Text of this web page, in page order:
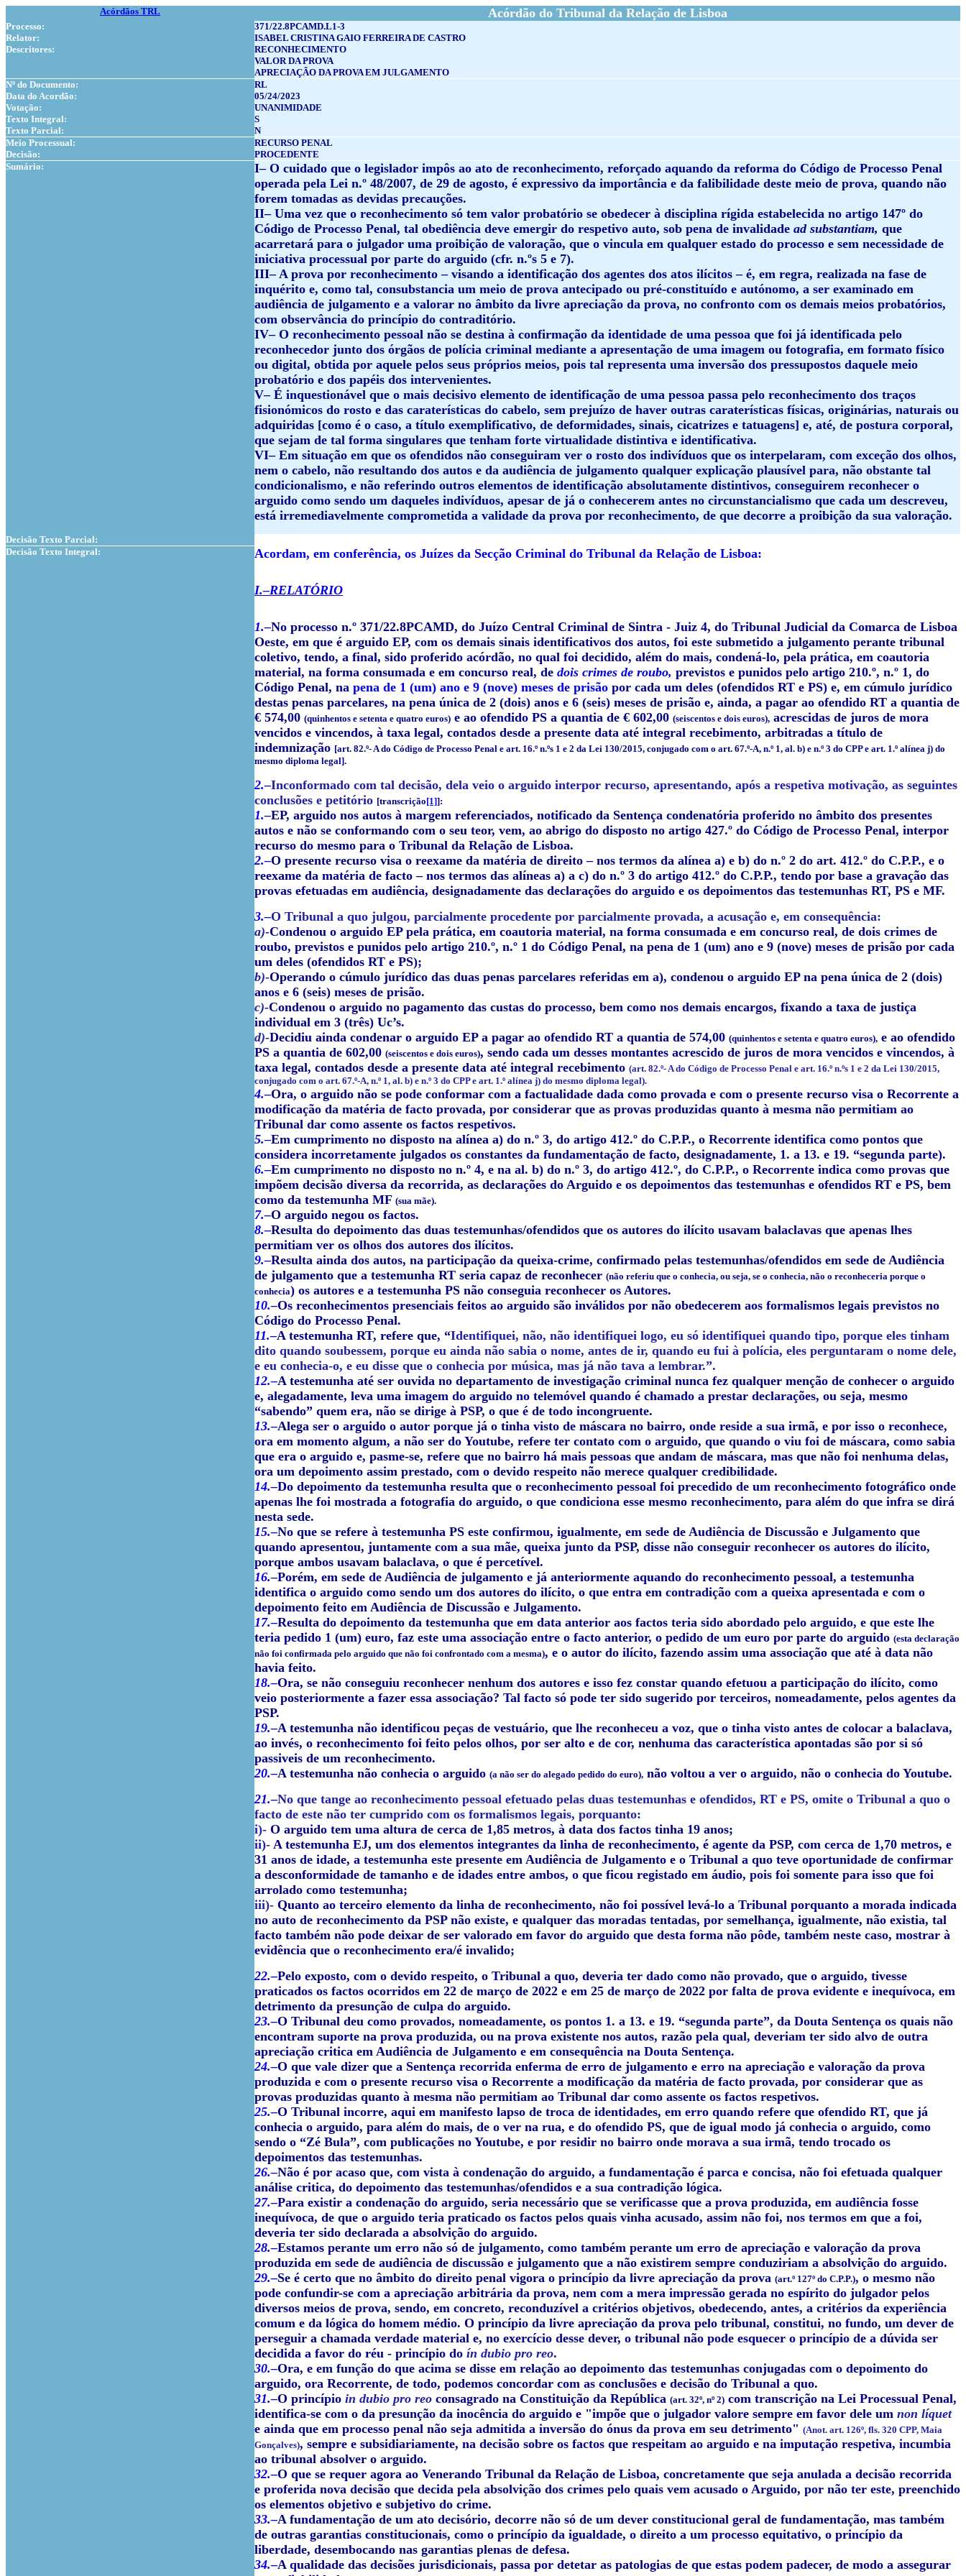
Acórdãos TRL Acórdão do Tribunal da Relação de Lisboa
Processo:
371/22.8PCAMD.L1-3
Relator:
ISABEL CRISTINA GAIO FERREIRA DE CASTRO
Descritores:
RECONHECIMENTO
VALOR DA PROVA
APRECIAÇÃO DA PROVA EM JULGAMENTO
Nº do Documento:
RL
Data do Acordão:
05/24/2023
Votação:
UNANIMIDADE
Texto Integral:
S
Texto Parcial:
N
Meio Processual:
RECURSO PENAL
Decisão:
PROCEDENTE
Sumário:
I– O cuidado que o legislador impôs ao ato de reconhecimento, reforçado aquando da reforma do Código de Processo Penal
operada pela Lei n.º 48/2007, de 29 de agosto, é expressivo da importância e da falibilidade deste meio de prova, quando não
forem tomadas as devidas precauções.
II– Uma vez que o reconhecimento só tem valor probatório se obedecer à disciplina rígida estabelecida no artigo 147º do
Código de Processo Penal, tal obediência deve emergir do respetivo auto, sob pena de invalidade ad substantiam, que
acarretará para o julgador uma proibição de valoração, que o vincula em qualquer estado do processo e sem necessidade de
iniciativa processual por parte do arguido (cfr. n.ºs 5 e 7).
III– A prova por reconhecimento – visando a identificação dos agentes dos atos ilícitos – é, em regra, realizada na fase de
inquérito e, como tal, consubstancia um meio de prova antecipado ou pré-constituído e autónomo, a ser examinado em
audiência de julgamento e a valorar no âmbito da livre apreciação da prova, no confronto com os demais meios probatórios,
com observância do princípio do contraditório.
IV– O reconhecimento pessoal não se destina à confirmação da identidade de uma pessoa que foi já identificada pelo
reconhecedor junto dos órgãos de polícia criminal mediante a apresentação de uma imagem ou fotografia, em formato físico
ou digital, obtida por aquele pelos seus próprios meios, pois tal representa uma inversão dos pressupostos daquele meio
probatório e dos papéis dos intervenientes.
V– É inquestionável que o mais decisivo elemento de identificação de uma pessoa passa pelo reconhecimento dos traços
fisionómicos do rosto e das caraterísticas do cabelo, sem prejuízo de haver outras caraterísticas físicas, originárias, naturais ou
adquiridas [como é o caso, a título exemplificativo, de deformidades, sinais, cicatrizes e tatuagens] e, até, de postura corporal,
que sejam de tal forma singulares que tenham forte virtualidade distintiva e identificativa.
VI– Em situação em que os ofendidos não conseguiram ver o rosto dos indivíduos que os interpelaram, com exceção dos olhos,
nem o cabelo, não resultando dos autos e da audiência de julgamento qualquer explicação plausível para, não obstante tal
condicionalismo, e não referindo outros elementos de identificação absolutamente distintivos, conseguirem reconhecer o
arguido como sendo um daqueles indivíduos, apesar de já o conhecerem antes no circunstancialismo que cada um descreveu,
está irremediavelmente comprometida a validade da prova por reconhecimento, de que decorre a proibição da sua valoração.
Decisão Texto Parcial:
Decisão Texto Integral:
Acordam, em conferência, os Juízes da Secção Criminal do Tribunal da Relação de Lisboa:
I.–RELATÓRIO
1.–No processo n.º 371/22.8PCAMD, do Juízo Central Criminal de Sintra - Juiz 4, do Tribunal Judicial da Comarca de Lisboa
Oeste, em que é arguido EP, com os demais sinais identificativos dos autos, foi este submetido a julgamento perante tribunal
coletivo, tendo, a final, sido proferido acórdão, no qual foi decidido, além do mais, condená-lo, pela prática, em coautoria
material, na forma consumada e em concurso real, de dois crimes de roubo, previstos e punidos pelo artigo 210.º, n.º 1, do
Código Penal, na pena de 1 (um) ano e 9 (nove) meses de prisão por cada um deles (ofendidos RT e PS) e, em cúmulo jurídico
destas penas parcelares, na pena única de 2 (dois) anos e 6 (seis) meses de prisão e, ainda, a pagar ao ofendido RT a quantia de
€ 574,00 (quinhentos e setenta e quatro euros) e ao ofendido PS a quantia de € 602,00 (seiscentos e dois euros), acrescidas de juros de mora
vencidos e vincendos, à taxa legal, contados desde a presente data até integral recebimento, arbitradas a título de
indemnização [art. 82.º- A do Código de Processo Penal e art. 16.º n.ºs 1 e 2 da Lei 130/2015, conjugado com o art. 67.º-A, n.º 1, al. b) e n.º 3 do CPP e art. 1.º alínea j) do
mesmo diploma legal].
2.–Inconformado com tal decisão, dela veio o arguido interpor recurso, apresentando, após a respetiva motivação, as seguintes
conclusões e petitório [transcrição[1]]:
1.–EP, arguido nos autos à margem referenciados, notificado da Sentença condenatória proferido no âmbito dos presentes
autos e não se conformando com o seu teor, vem, ao abrigo do disposto no artigo 427.º do Código de Processo Penal, interpor
recurso do mesmo para o Tribunal da Relação de Lisboa.
2.–O presente recurso visa o reexame da matéria de direito – nos termos da alínea a) e b) do n.º 2 do art. 412.º do C.P.P., e o
reexame da matéria de facto – nos termos das alíneas a) a c) do n.º 3 do artigo 412.º do C.P.P., tendo por base a gravação das
provas efetuadas em audiência, designadamente das declarações do arguido e os depoimentos das testemunhas RT, PS e MF.
3.–O Tribunal a quo julgou, parcialmente procedente por parcialmente provada, a acusação e, em consequência:
a)-Condenou o arguido EP pela prática, em coautoria material, na forma consumada e em concurso real, de dois crimes de
roubo, previstos e punidos pelo artigo 210.º, n.º 1 do Código Penal, na pena de 1 (um) ano e 9 (nove) meses de prisão por cada
um deles (ofendidos RT e PS);
b)-Operando o cúmulo jurídico das duas penas parcelares referidas em a), condenou o arguido EP na pena única de 2 (dois)
anos e 6 (seis) meses de prisão.
c)-Condenou o arguido no pagamento das custas do processo, bem como nos demais encargos, fixando a taxa de justiça
individual em 3 (três) Uc’s.
d)-Decidiu ainda condenar o arguido EP a pagar ao ofendido RT a quantia de 574,00 (quinhentos e setenta e quatro euros), e ao ofendido
PS a quantia de 602,00 (seiscentos e dois euros), sendo cada um desses montantes acrescido de juros de mora vencidos e vincendos, à
taxa legal, contados desde a presente data até integral recebimento (art. 82.º- A do Código de Processo Penal e art. 16.º n.ºs 1 e 2 da Lei 130/2015,
conjugado com o art. 67.º-A, n.º 1, al. b) e n.º 3 do CPP e art. 1.º alínea j) do mesmo diploma legal).
4.–Ora, o arguido não se pode conformar com a factualidade dada como provada e com o presente recurso visa o Recorrente a
modificação da matéria de facto provada, por considerar que as provas produzidas quanto à mesma não permitiam ao
Tribunal dar como assente os factos respetivos.
5.–Em cumprimento no disposto na alínea a) do n.º 3, do artigo 412.º do C.P.P., o Recorrente identifica como pontos que
considera incorretamente julgados os constantes da fundamentação de facto, designadamente, 1. a 13. e 19. “segunda parte).
6.–Em cumprimento no disposto no n.º 4, e na al. b) do n.º 3, do artigo 412.º, do C.P.P., o Recorrente indica como provas que
impõem decisão diversa da recorrida, as declarações do Arguido e os depoimentos das testemunhas e ofendidos RT e PS, bem
como da testemunha MF (sua mãe).
7.–O arguido negou os factos.
8.–Resulta do depoimento das duas testemunhas/ofendidos que os autores do ilícito usavam balaclavas que apenas lhes
permitiam ver os olhos dos autores dos ilícitos.
9.–Resulta ainda dos autos, na participação da queixa-crime, confirmado pelas testemunhas/ofendidos em sede de Audiência
de julgamento que a testemunha RT seria capaz de reconhecer (não referiu que o conhecia, ou seja, se o conhecia, não o reconheceria porque o
conhecia) os autores e a testemunha PS não conseguia reconhecer os Autores.
10.–Os reconhecimentos presenciais feitos ao arguido são inválidos por não obedecerem aos formalismos legais previstos no
Código do Processo Penal.
11.–A testemunha RT, refere que, “Identifiquei, não, não identifiquei logo, eu só identifiquei quando tipo, porque eles tinham
dito quando soubessem, porque eu ainda não sabia o nome, antes de ir, quando eu fui à polícia, eles perguntaram o nome dele,
e eu conhecia-o, e eu disse que o conhecia por música, mas já não tava a lembrar.”.
12.–A testemunha até ser ouvida no departamento de investigação criminal nunca fez qualquer menção de conhecer o arguido
e, alegadamente, leva uma imagem do arguido no telemóvel quando é chamado a prestar declarações, ou seja, mesmo
“sabendo” quem era, não se dirige à PSP, o que é de todo incongruente.
13.–Alega ser o arguido o autor porque já o tinha visto de máscara no bairro, onde reside a sua irmã, e por isso o reconhece,
ora em momento algum, a não ser do Youtube, refere ter contato com o arguido, que quando o viu foi de máscara, como sabia
que era o arguido e, pasme-se, refere que no bairro há mais pessoas que andam de máscara, mas que não foi nenhuma delas,
ora um depoimento assim prestado, com o devido respeito não merece qualquer credibilidade.
14.–Do depoimento da testemunha resulta que o reconhecimento pessoal foi precedido de um reconhecimento fotográfico onde
apenas lhe foi mostrada a fotografia do arguido, o que condiciona esse mesmo reconhecimento, para além do que infra se dirá
nesta sede.
15.–No que se refere à testemunha PS este confirmou, igualmente, em sede de Audiência de Discussão e Julgamento que
quando apresentou, juntamente com a sua mãe, queixa junto da PSP, disse não conseguir reconhecer os autores do ilícito,
porque ambos usavam balaclava, o que é percetível.
16.–Porém, em sede de Audiência de julgamento e já anteriormente aquando do reconhecimento pessoal, a testemunha
identifica o arguido como sendo um dos autores do ilícito, o que entra em contradição com a queixa apresentada e com o
depoimento feito em Audiência de Discussão e Julgamento.
17.–Resulta do depoimento da testemunha que em data anterior aos factos teria sido abordado pelo arguido, e que este lhe
teria pedido 1 (um) euro, faz este uma associação entre o facto anterior, o pedido de um euro por parte do arguido (esta declaração
não foi confirmada pelo arguido que não foi confrontado com a mesma), e o autor do ilícito, fazendo assim uma associação que até à data não
havia feito.
18.–Ora, se não conseguiu reconhecer nenhum dos autores e isso fez constar quando efetuou a participação do ilícito, como
veio posteriormente a fazer essa associação? Tal facto só pode ter sido sugerido por terceiros, nomeadamente, pelos agentes da
PSP.
19.–A testemunha não identificou peças de vestuário, que lhe reconheceu a voz, que o tinha visto antes de colocar a balaclava,
ao invés, o reconhecimento foi feito pelos olhos, por ser alto e de cor, nenhuma das característica apontadas são por si só
passiveis de um reconhecimento.
20.–A testemunha não conhecia o arguido (a não ser do alegado pedido do euro), não voltou a ver o arguido, não o conhecia do Youtube.
21.–No que tange ao reconhecimento pessoal efetuado pelas duas testemunhas e ofendidos, RT e PS, omite o Tribunal a quo o
facto de este não ter cumprido com os formalismos legais, porquanto:
i)- O arguido tem uma altura de cerca de 1,85 metros, à data dos factos tinha 19 anos;
ii)- A testemunha EJ, um dos elementos integrantes da linha de reconhecimento, é agente da PSP, com cerca de 1,70 metros, e
31 anos de idade, a testemunha este presente em Audiência de Julgamento e o Tribunal a quo teve oportunidade de confirmar
a desconformidade de tamanho e de idades entre ambos, o que ficou registado em áudio, pois foi somente para isso que foi
arrolado como testemunha;
iii)- Quanto ao terceiro elemento da linha de reconhecimento, não foi possível levá-lo a Tribunal porquanto a morada indicada
no auto de reconhecimento da PSP não existe, e qualquer das moradas tentadas, por semelhança, igualmente, não existia, tal
facto também não pode deixar de ser valorado em favor do arguido que desta forma não pôde, também neste caso, mostrar à
evidência que o reconhecimento era/é invalido;
22.–Pelo exposto, com o devido respeito, o Tribunal a quo, deveria ter dado como não provado, que o arguido, tivesse
praticados os factos ocorridos em 22 de março de 2022 e em 25 de março de 2022 por falta de prova evidente e inequívoca, em
detrimento da presunção de culpa do arguido.
23.–O Tribunal deu como provados, nomeadamente, os pontos 1. a 13. e 19. “segunda parte”, da Douta Sentença os quais não
encontram suporte na prova produzida, ou na prova existente nos autos, razão pela qual, deveriam ter sido alvo de outra
apreciação critica em Audiência de Julgamento e em consequência na Douta Sentença.
24.–O que vale dizer que a Sentença recorrida enferma de erro de julgamento e erro na apreciação e valoração da prova
produzida e com o presente recurso visa o Recorrente a modificação da matéria de facto provada, por considerar que as
provas produzidas quanto à mesma não permitiam ao Tribunal dar como assente os factos respetivos.
25.–O Tribunal incorre, aqui em manifesto lapso de troca de identidades, em erro quando refere que ofendido RT, que já
conhecia o arguido, para além do mais, de o ver na rua, e do ofendido PS, que de igual modo já conhecia o arguido, como
sendo o “Zé Bula”, com publicações no Youtube, e por residir no bairro onde morava a sua irmã, tendo trocado os
depoimentos das testemunhas.
26.–Não é por acaso que, com vista à condenação do arguido, a fundamentação é parca e concisa, não foi efetuada qualquer
análise critica, do depoimento das testemunhas/ofendidos e a sua contradição lógica.
27.–Para existir a condenação do arguido, seria necessário que se verificasse que a prova produzida, em audiência fosse
inequívoca, de que o arguido teria praticado os factos pelos quais vinha acusado, assim não foi, nos termos em que a foi,
deveria ter sido declarada a absolvição do arguido.
28.–Estamos perante um erro não só de julgamento, como também perante um erro de apreciação e valoração da prova
produzida em sede de audiência de discussão e julgamento que a não existirem sempre conduziriam a absolvição do arguido.
29.–Se é certo que no âmbito do direito penal vigora o princípio da livre apreciação da prova (art.º 127º do C.P.P.), o mesmo não
pode confundir-se com a apreciação arbitrária da prova, nem com a mera impressão gerada no espírito do julgador pelos
diversos meios de prova, sendo, em concreto, reconduzível a critérios objetivos, obedecendo, antes, a critérios da experiência
comum e da lógica do homem médio. O princípio da livre apreciação da prova pelo tribunal, constitui, no fundo, um dever de
perseguir a chamada verdade material e, no exercício desse dever, o tribunal não pode esquecer o princípio de a dúvida ser
decidida a favor do réu - princípio do ín dubio pro reo.
30.–Ora, e em função do que acima se disse em relação ao depoimento das testemunhas conjugadas com o depoimento do
arguido, ora Recorrente, de todo, podemos concordar com as conclusões e decisão do Tribunal a quo.
31.–O princípio in dubio pro reo consagrado na Constituição da República (art. 32º, nº 2) com transcrição na Lei Processual Penal,
identifica-se com o da presunção da inocência do arguido e "impõe que o julgador valore sempre em favor dele um non líquet
e ainda que em processo penal não seja admitida a inversão do ónus da prova em seu detrimento" (Anot. art. 126º, fls. 320 CPP, Maia
Gonçalves), sempre e subsidiariamente, na decisão sobre os factos que respeitam ao arguido e na imputação respetiva, incumbia
ao tribunal absolver o arguido.
32.–O que se requer agora ao Venerando Tribunal da Relação de Lisboa, concretamente que seja anulada a decisão recorrida
e proferida nova decisão que decida pela absolvição dos crimes pelo quais vem acusado o Arguido, por não ter este, preenchido
os elementos objetivo e subjetivo do crime.
33.–A fundamentação de um ato decisório, decorre não só de um dever constitucional geral de fundamentação, mas também
de outras garantias constitucionais, como o princípio da igualdade, o direito a um processo equitativo, o princípio da
liberdade, desembocando nas garantias plenas de defesa.
34.–A qualidade das decisões jurisdicionais, passa por detetar as patologias de que estas podem padecer, de modo a assegurar